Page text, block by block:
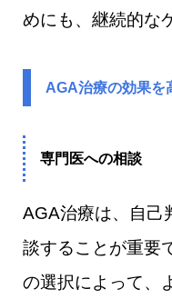
めにも、継続的な
AGA治療の効果を
専門医への相談
AGA治療は、自己
談することが重要
の選択によって、